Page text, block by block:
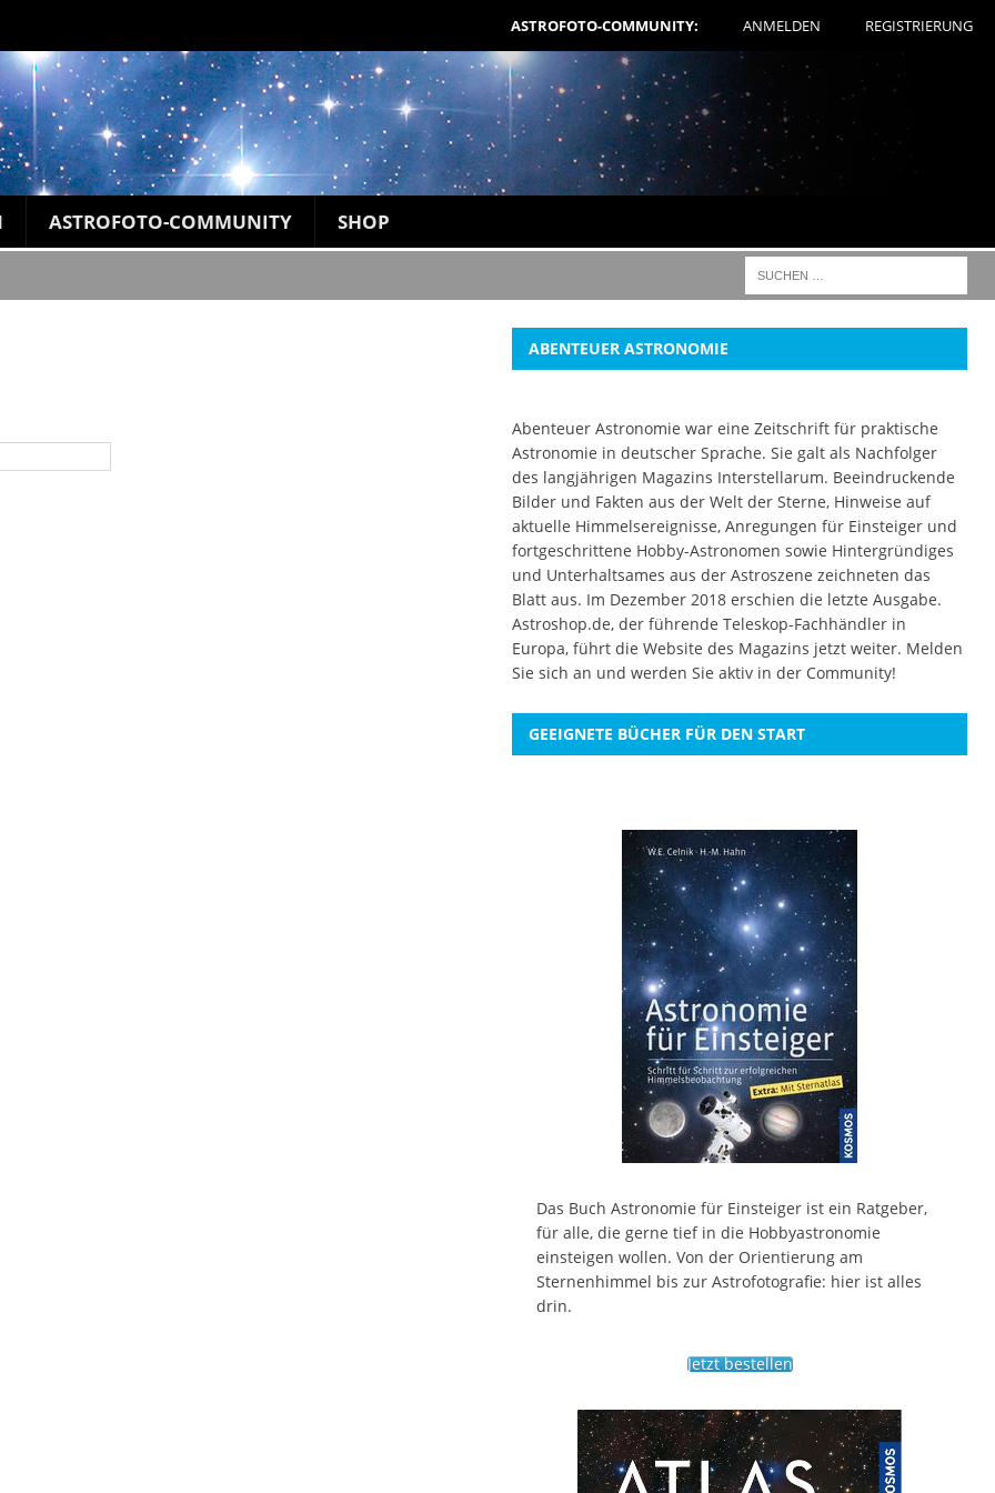
ASTROFOTO-COMMUNITY: ANMELDEN REGISTRIERUNG
ASTROFOTO-COMMUNITY SHOP
ABENTEUER ASTRONOMIE
Abenteuer Astronomie war eine Zeitschrift für praktische
Astronomie in deutscher Sprache. Sie galt als Nachfolger
des langjährigen Magazins Interstellarum. Beeindruckende
Bilder und Fakten aus der Welt der Sterne, Hinweise auf
aktuelle Himmelsereignisse, Anregungen für Einsteiger und
fortgeschrittene Hobby-Astronomen sowie Hintergründiges
und Unterhaltsames aus der Astroszene zeichneten das
Blatt aus. Im Dezember 2018 erschien die letzte Ausgabe.
Astroshop.de, der führende Teleskop-Fachhändler in
Europa, führt die Website des Magazins jetzt weiter. Melden
Sie sich an und werden Sie aktiv in der Community!
GEEIGNETE BÜCHER FÜR DEN START
Das Buch Astronomie für Einsteiger ist ein Ratgeber,
für alle, die gerne tief in die Hobbyastronomie
einsteigen wollen. Von der Orientierung am
Sternenhimmel bis zur Astrofotografie: hier ist alles
drin.
Jetzt bestellen